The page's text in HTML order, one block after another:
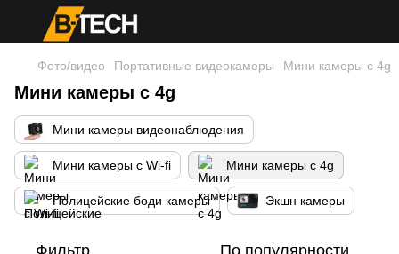
Фото/видео Портативные видеокамеры Мини камеры с 4g
Мини камеры с 4g
Мини камеры видеонаблюдения
Мини камеры с Wi-fi Мини камеры с 4g
Полицейские боди камеры Экшн камеры
Фильтр По популярности